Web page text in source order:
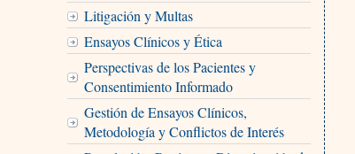
Litigación y Multas
Ensayos Clínicos y Ética
Perspectivas de los Pacientes y
Consentimiento Informado
Gestión de Ensayos Clínicos,
Metodología y Conflictos de Interés